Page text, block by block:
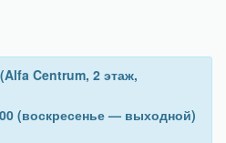
Centrum, 2 этаж,
(воскресенье — выходной)